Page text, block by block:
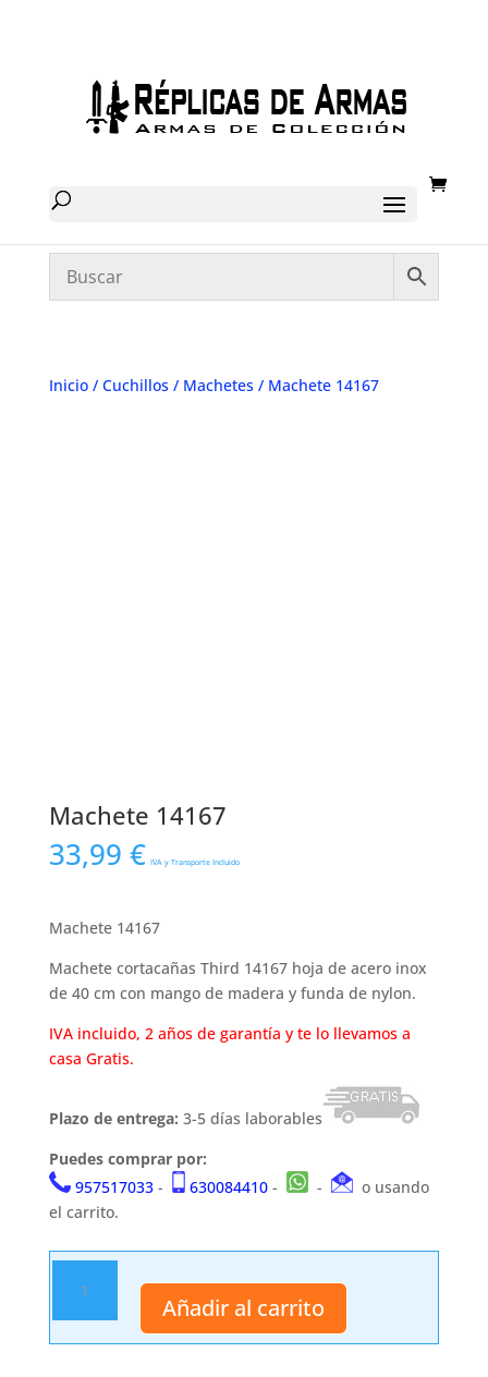
Inicio/ Cuchillos/ Machetes/ Machete 14167
Machete 14167
33,99 € IVA y Transporte Incluido
Machete 14167
Machete cortacañas Third 14167 hoja de acero inox
de 40 cm con mango de madera y funda de nylon.
IVA incluido, 2 años de garantía y te lo llevamos a
casa Gratis.
Plazo de entrega: 3-5 días laborables
Puedes comprar por:
957517033- 630084410- -
o usando
el carrito.
14167
cantidad
Añadir al carrito